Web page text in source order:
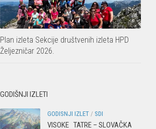
Plan izleta Sekcije društvenih izleta HPD
Željezničar 2026.
GODIŠNJI IZLETI
GODISNJI IZLET / SDI
VISOKE TATRE – SLOVAČKA